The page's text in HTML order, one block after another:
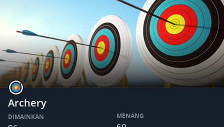
Archery
DIMAINKAN MENANG